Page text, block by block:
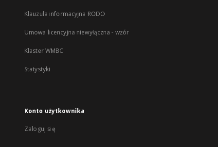
Klauzula informacyjna RODO
Umowa licencyjna niewyłączna - wzór
Klaster WMBC
Statystyki
Konto użytkownika
Zaloguj się